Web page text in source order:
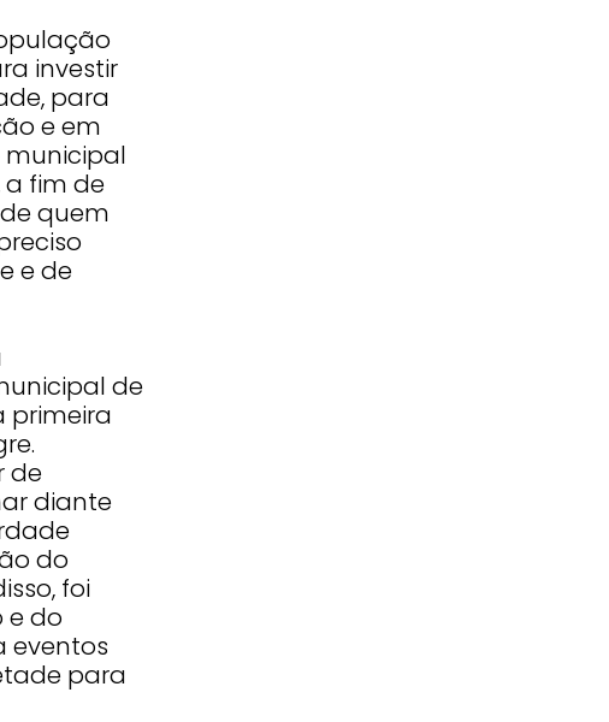
investir
para
e em
municipal
a fim de
quem
e de
de
primeira
de
diante
do
foi
e do
eventos
para